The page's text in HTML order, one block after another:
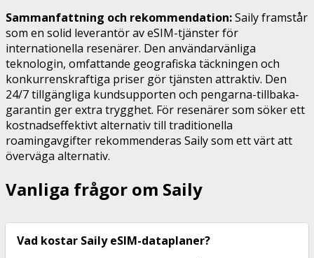
Sammanfattning och rekommendation:Saily framstår
som en solid leverantör av eSIM-tjänster för
internationella resenärer. Den användarvänliga
teknologin, omfattande geografiska täckningen och
konkurrenskraftiga priser gör tjänsten attraktiv. Den
24/7 tillgängliga kundsupporten och pengarna-tillbaka-
garantin ger extra trygghet. För resenärer som söker ett
kostnadseffektivt alternativ till traditionella
roamingavgifter rekommenderas Saily som ett värt att
överväga alternativ.
Vanliga frågor om Saily
Vad kostar Saily eSIM-dataplaner?